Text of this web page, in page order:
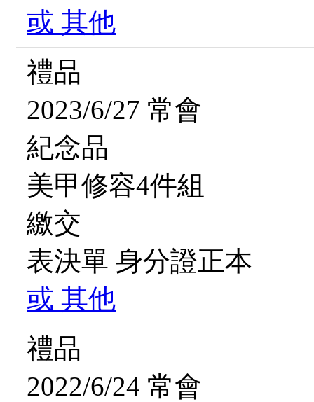
或 其他
禮品
2023/6/27 常會
紀念品
美甲修容4件組
繳交
表決單 身分證正本
或 其他
禮品
2022/6/24 常會